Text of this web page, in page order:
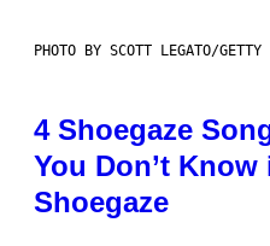
PHOTO BY SCOTT LEGATO/GETTY
4 Shoegaze
You Don’t
Shoegaze